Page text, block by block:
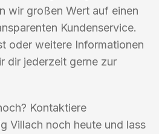
wir großen Wert auf einen
Kundenservice.
oder weitere Informationen
dir jederzeit gerne zur
Kontaktiere
Villach noch heute und lass